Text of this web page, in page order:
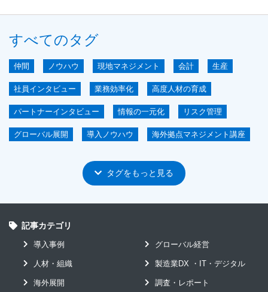
すべてのタグ
仲間 ノウハウ 現地マネジメント 会計 生産
社員インタビュー 業務効率化 高度人材の育成
パートナーインタビュー 情報の一元化 リスク管理
グローバル展開 導入ノウハウ 海外拠点マネジメント講座
システムコスト削減 ユーザインタビュー
原価管理 見える化による経営的効果 mcframe GA
mcframe 原価管理
イベントレポート編 セキュリティ リードタイム短縮
タグをもっと見る
記事カテゴリ
導入事例 グローバル経営
人材・組織 製造業DX ・IT・デジタル
海外展開 調査・レポート